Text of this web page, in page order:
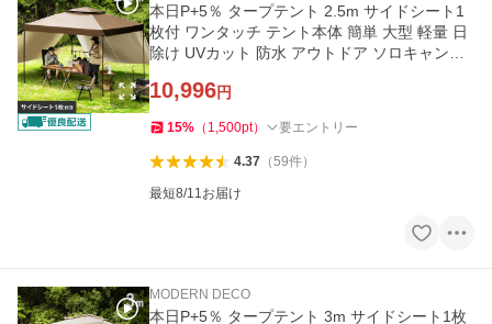
本日P+5％ タープテント 2.5m サイドシート1
枚付 ワンタッチ テント本体 簡単 大型 軽量 日
除け UVカット 防水 アウトドア ソロキャンプ
10,996円
15% （ 1,500pt） 要エントリー
4.37（59件）
最短8/11お届け
MODERN DECO
本日P+5％ タープテント 3m サイドシート1枚